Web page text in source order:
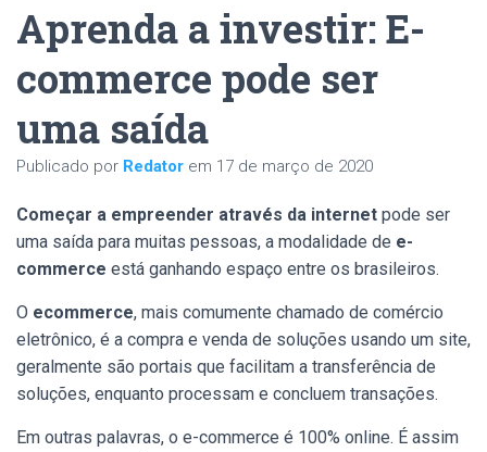
Aprenda a investir: E-
commerce pode ser
uma saída
Publicado por Redator em 17 de março de 2020
Começar a empreender através da internet pode ser
uma saída para muitas pessoas, a modalidade de e-
commerce está ganhando espaço entre os brasileiros.
O ecommerce, mais comumente chamado de comércio
eletrônico, é a compra e venda de soluções usando um site,
geralmente são portais que facilitam a transferência de
soluções, enquanto processam e concluem transações.
Em outras palavras, o e-commerce é 100% online. É assim